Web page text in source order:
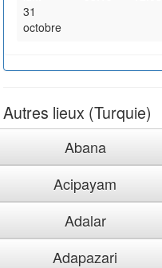
31
octobre
Autres lieux (Turquie)
Abana
Acipayam
Adalar
Adapazari